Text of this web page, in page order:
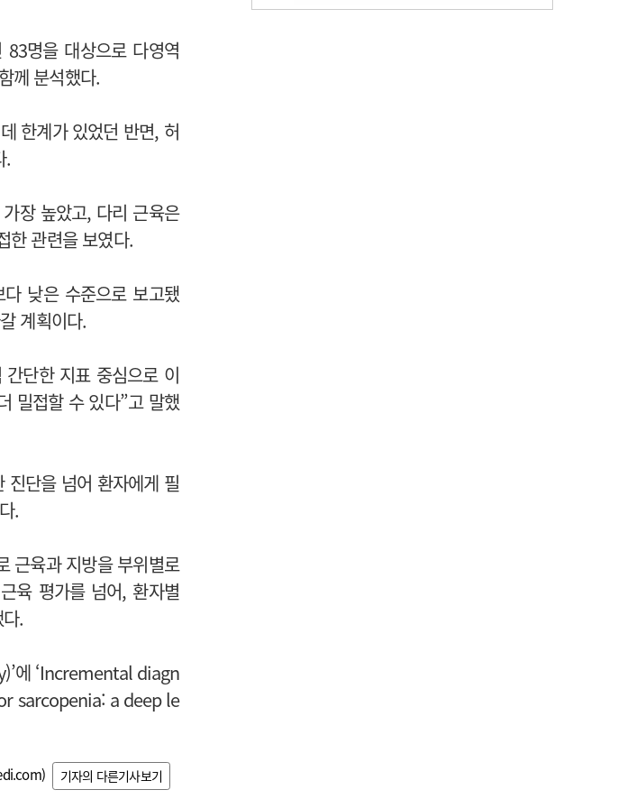
명을 대상으로 다영역
께 분석했다.
한계가 있었던 반면, 허
.
장 높았고, 다리 근육은
한 관련을 보였다.
낮은 수준으로 보고됐
계획이다.
단한 지표 중심으로 이
밀접할 수 있다”고 말했
진단을 넘어 환자에게 필
.
근육과 지방을 부위별로
육 평가를 넘어, 환자별
.
에 ‘Incremental diagn
sarcopenia: a deep le
) 기자의 다른기사보기